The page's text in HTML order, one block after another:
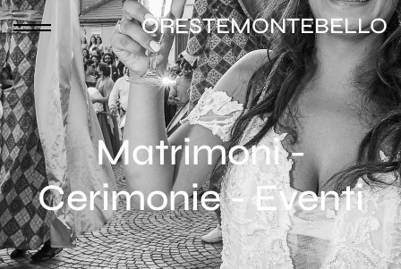
ORESTEMONTEBELLO
Matrimoni -
Cerimonie - Eventi